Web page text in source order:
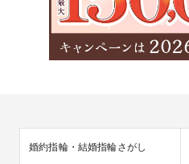
婚約指輪・結婚指輪さがし